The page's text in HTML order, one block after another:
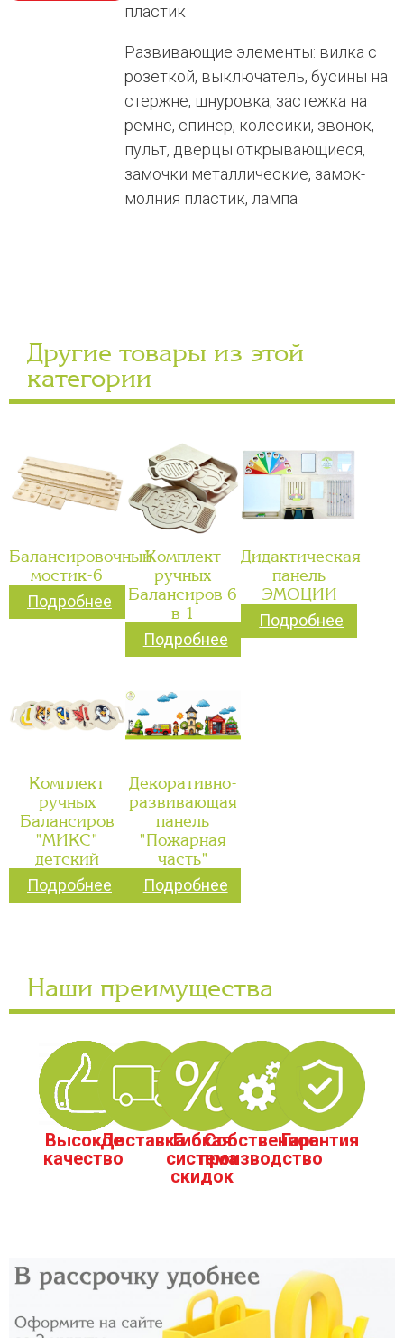
пластик
Развивающие элементы: вилка с
розеткой, выключатель, бусины на
стержне, шнуровка, застежка на
ремне, спинер, колесики, звонок,
пульт, дверцы открывающиеся,
замочки металлические, замок-
молния пластик, лампа
Другие товары из этой
категории
Балансировочный
мостик-6
Подробнее
Комплект
ручных
Балансиров 6
в 1
Подробнее
Дидактическая
панель
ЭМОЦИИ
Подробнее
Комплект
ручных
Балансиров
"МИКС"
детский
Подробнее
Декоративно-
развивающая
панель
"Пожарная
часть"
Подробнее
Наши преимущества
Высокое
качество
ДоставкаГибкая
система
скидок
Собственное
производство
Гарантия